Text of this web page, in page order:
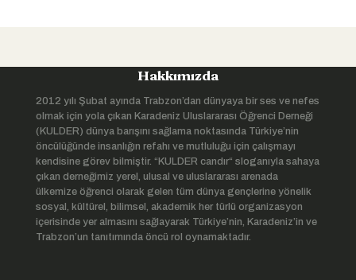
Hakkımızda
2012 yılı Şubat ayında Trabzon’dan dünyaya bir ses ve nefes
olmak için yola çıkan Karadeniz Uluslararası Öğrenci Derneği
(KULDER) dünya barışını sağlama noktasında Türkiye’nin
öncülüğünde insanlığın refahı ve mutluluğu için çalışmayı
kendisine görev bilmiştir. “KULDER candır“ sloganıyla sahaya
çıkan derneğimiz yerel, ulusal ve uluslararası arenada
ülkemize öğrenci olarak gelen tüm dünya gençlerine yönelik
sosyal, kültürel, bilimsel, akademik her türlü organizasyon
içerisinde yer almasını sağlayarak Türkiye’nin, Karadeniz’in ve
Trabzon’un tanıtımında öncü rol oynamaktadır.